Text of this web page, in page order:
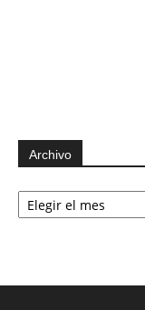
Archivo
Archivo